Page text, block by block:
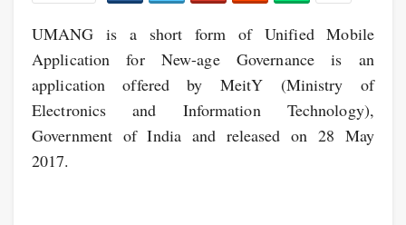
UMANG is a short form of Unified Mobile
Application for New-age Governance is an
application offered by MeitY (Ministry of
Electronics and Information Technology),
Government of India and released on 28 May
2017.